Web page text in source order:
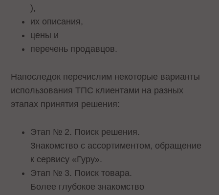
),
их описания,
цены и
перечень продавцов.
Напоследок перечислим некоторые варианты
использования ТПС клиентами на разных
этапах принятия решения:
Этап № 2. Поиск решения.
Знакомство с ассортиментом, обращение
к сервису «Гуру».
Этап № 3. Поиск товара.
Более глубокое знакомство